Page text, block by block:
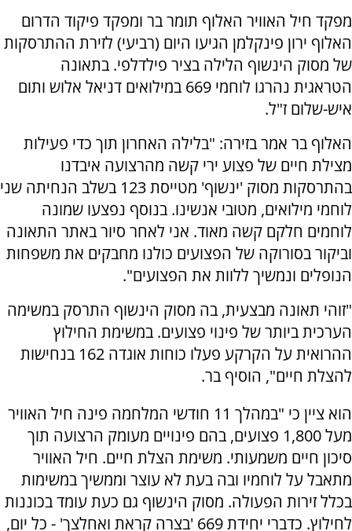
מפקד חיל האוויר האלוף תומר בר ומפקד פיקוד הדרום
האלוף ירון פינקלמן הגיעו היום (רביעי) לזירת ההתרסקות
של מסוק הינשוף הלילה בציר פילדלפי. בתאונה
הטראגית נהרגו לוחמי 669 במילואים דניאל אלוש ותום
איש-שלום ז"ל.
האלוף בר אמר בזירה: "בלילה האחרון תוך כדי פעילות
מצילת חיים של פצוע ירי קשה מהרצועה איבדנו
בהתרסקות מסוק 'ינשוף' מטייסת 123 בשלב הנחיתה שני
לוחמי מילואים, מטובי אנשינו. בנוסף נפצעו שמונה
לוחמים חלקם קשה מאוד. אני לאחר סיור באתר התאונה
וביקור בסורוקה של הפצועים כולנו מחבקים את משפחות
הנופלים ונמשיך ללוות את הפצועים".
"זוהי תאונה מבצעית, בה מסוק הינשוף התרסק במשימה
הערכית ביותר של פינוי פצועים. במשימת החילוץ
ההרואית על הקרקע פעלו כוחות אוגדה 162 בנחישות
להצלת חיים", הוסיף בר.
הוא ציין כי "במהלך 11 חודשי המלחמה פינה חיל האוויר
מעל 1,800 פצועים, בהם פינויים מעומק הרצועה תוך
סיכון חיים משמעותי. משימת הצלת חיים. חיל האוויר
מתאבל על לוחמיו ובה בעת לא עוצר וממשיך במשימות
בכלל זירות הפעולה. מסוק הינשוף גם כעת עומד בכוננות
לחילוץ. כדברי יחידת 669 'בצרה קראת ואחלצך' - כל יום,